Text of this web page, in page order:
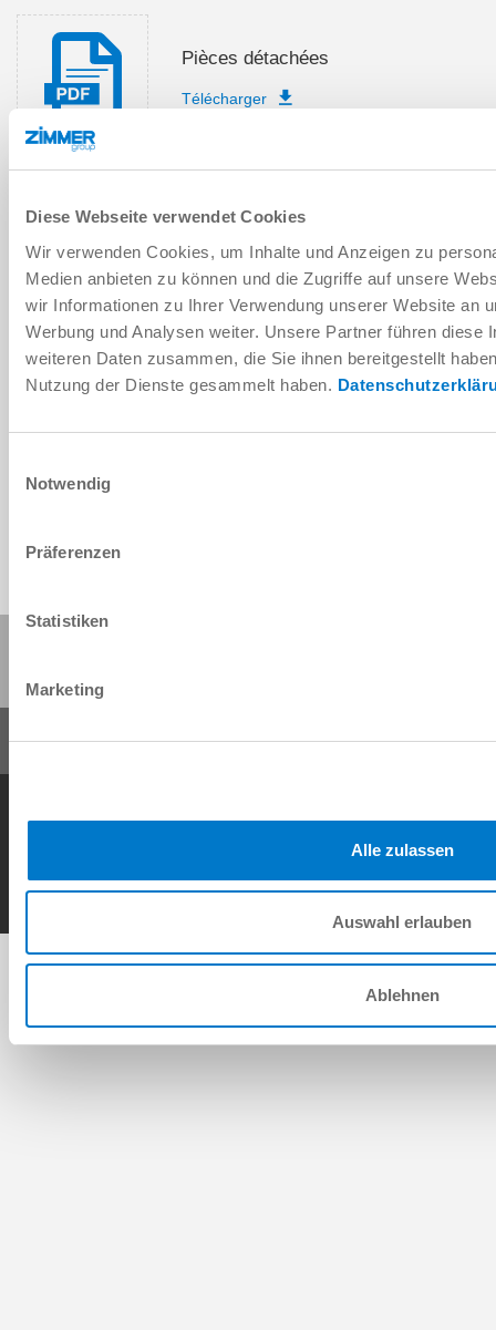
Diese Webseite verwendet Cookies
Wir verwenden Cookies, um Inhalte und Anzeigen zu
Medien anbieten zu können und die Zugriffe auf unsere
wir Informationen zu Ihrer Verwendung unserer Website an
Werbung und Analysen weiter. Unsere Partner führen diese
weiteren Daten zusammen, die Sie ihnen bereitgestellt
Nutzung der Dienste gesammelt haben.
Notwendig
Präferenzen
Statistiken
Marketing
Alle zulassen
Auswahl erlauben
Ablehnen
Pièces détachées
Télécharger
Instructions de montage et de
service
Télécharger
Contact